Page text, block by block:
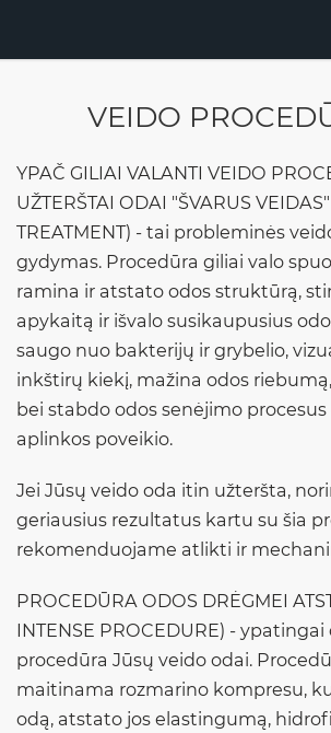
VEIDO
YPAČ GILIAI VALANTI VEIDO
UŽTERŠTAI ODAI "ŠVARUS
TREATMENT) - tai probleminės
gydymas. Procedūra giliai valo
ramina ir atstato odos struktūrą,
apykaitą ir išvalo susikaupusius
saugo nuo bakterijų ir grybelio,
inkštirų kiekį, mažina odos
bei stabdo odos senėjimo
aplinkos poveikio.
Jei Jūsų veido oda itin užteršta,
geriausius rezultatus kartu su šia
rekomenduojame atlikti ir
PROCEDŪRA ODOS DRĖGMEI
INTENSE PROCEDURE) -
procedūra Jūsų veido odai.
maitinama rozmarino kompresu,
odą, atstato jos elastingumą,